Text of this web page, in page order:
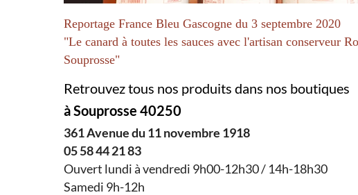
Reportage France Bleu Gascogne du 3 septembre 2020
"Le canard à toutes les sauces avec l'artisan conserveur
Souprosse"
Retrouvez tous nos produits dans nos boutiques
à Souprosse 40250
361 Avenue du 11 novembre 1918
05 58 44 21 83
Ouvert lundi à vendredi 9h00-12h30 / 14h-18h30
Samedi 9h-12h